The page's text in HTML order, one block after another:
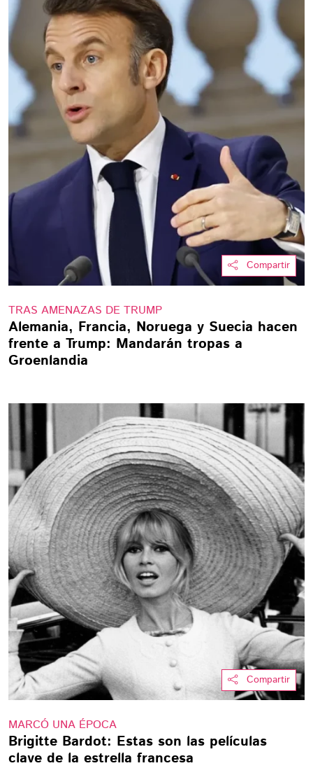
Compartir
TRAS AMENAZAS DE TRUMP
Alemania, Francia, Noruega y Suecia hacen
frente a Trump: Mandarán tropas a
Groenlandia
Compartir
MARCÓ UNA ÉPOCA
Brigitte Bardot: Estas son las películas
clave de la estrella francesa